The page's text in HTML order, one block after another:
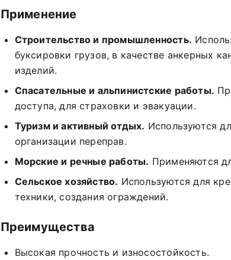
Применение
Строительство и промышленность.
буксировки грузов, в качестве анкерных
изделий.
Спасательные и альпинистские работы.
доступа, для страховки и эвакуации.
Туризм и активный отдых. Используются
организации переправ.
Морские и речные работы. Применяются
Сельское хозяйство. Используются для
техники, создания ограждений.
Преимущества
Высокая прочность и износостойкость.